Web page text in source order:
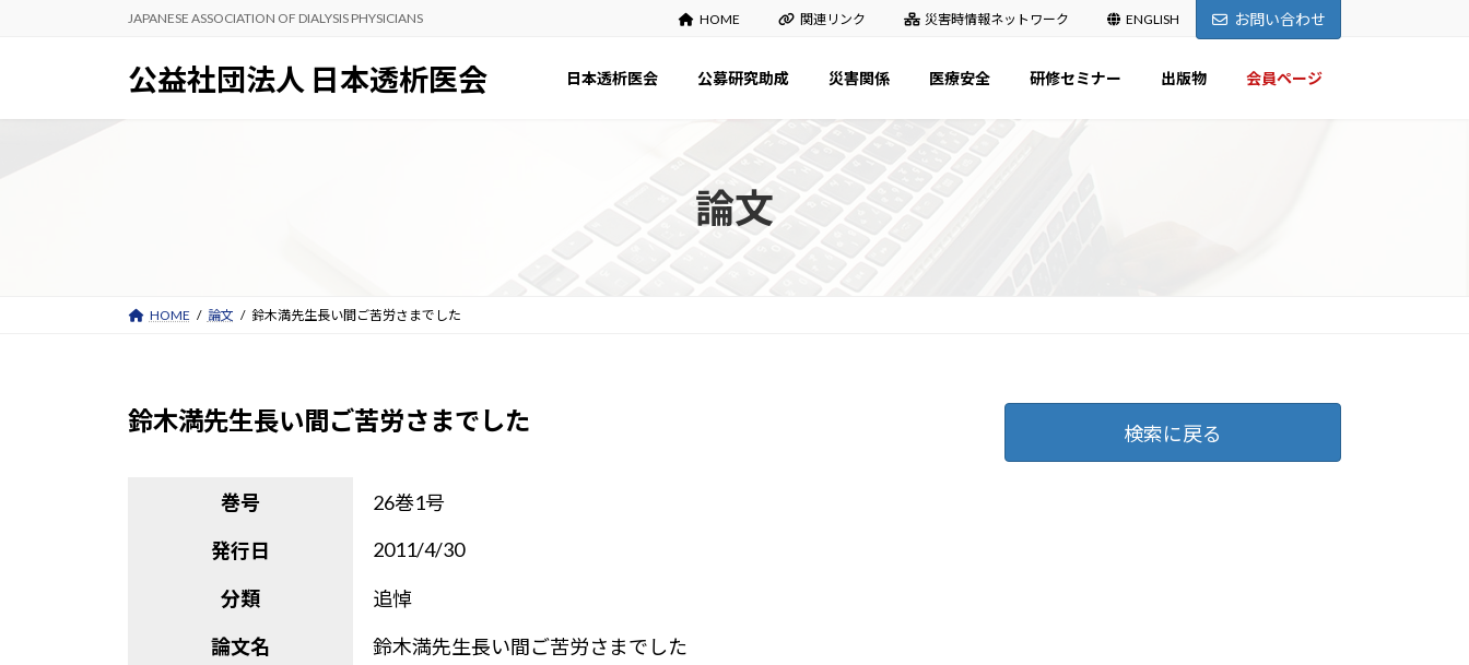
JAPANESE ASSOCIATION OF DIALYSIS PHYSICIANS HOME 関連リンク 災害時情報ネットワーク ENGLISH お問い合わせ
公益社団法人 日本透析医会 日本透析医会 公募研究助成 災害関係 医療安全 研修セミナー 出版物 会員ページ
論文
HOME 論文 鈴木満先生長い間ご苦労さまでした
鈴木満先生長い間ご苦労さまでした
巻号
26巻1号
発行日
2011/4/30
分類
追悼
論文名
鈴木満先生長い間ご苦労さまでした
検索に戻る